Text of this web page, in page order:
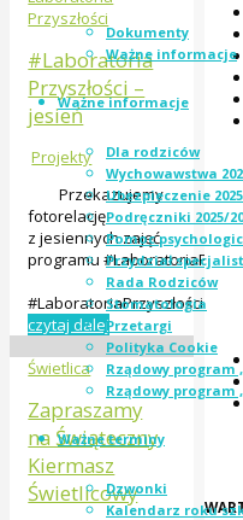
Dokumenty
Ważne informacje
Ważne informacje
Dla rodziców
Wychowawstwa
Ubezpieczenie
Podręczniki 2025/
Pomoc
Przydział
Rada Rodziców
Stomatologia
Przetargi
Polityka Cookie
Rządowy program
Rządowy program
Ważne terminy
Dzwonki
Kalendarz roku
Przyszłości
#Laboratoria
Przyszłości –
jesień
Projekty
Przekazujemy
fotorelację
z jesiennych zajęć
programu
#LaboratoriaPrzyszłości
czytaj dalej
Świetlica
Zapraszamy
na Świąteczny
Kiermasz
Świetlicowy